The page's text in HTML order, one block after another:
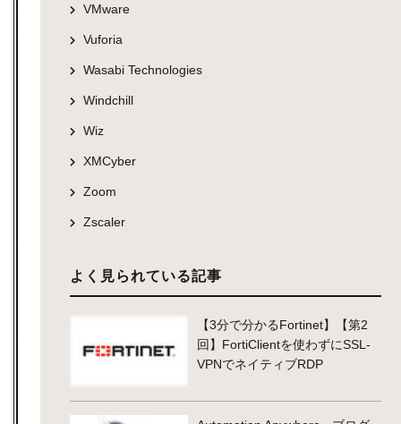
VMware
Vuforia
Wasabi Technologies
Windchill
Wiz
XMCyber
Zoom
Zscaler
よく見られている記事
【3分で分かるFortinet】【第2
回】FortiClientを使わずにSSL-
VPNでネイティブRDP